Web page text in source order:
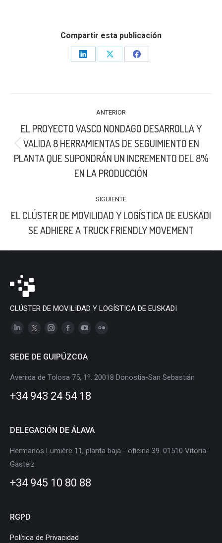
Compartir esta publicación
Share
Share
Share
PUBLICACIONES
ANTERIOR
Publicación
anterior:
EL PROYECTO VASCO NONDAGO DESARROLLA Y
VALIDA 8 HERRAMIENTAS DE SEGUIMIENTO EN
PLANTA QUE SUPONDRÁN UN INCREMENTO DEL 8%
EN LA PRODUCCIÓN
SIGUIENTE
Publicación
siguiente:
EL CLÚSTER DE MOVILIDAD Y LOGÍSTICA DE EUSKADI
SE ADHIERE A TRUCK FRIENDLY MOVEMENT
CLÚSTER DE MOVILIDAD Y LOGÍSTICA DE EUSKADI
Linkedin
opens
window
X
opens
window
Instagram
opens
in
window
opens
in
window
opens
in
window
in
SEDE DE GUIPÚZCOA
Avenida de Tolosa 75, 1º. 20018 Donostia-San Sebastián
+34 943 24 54 18
DELEGACIÓN DE ÁLAVA
Hermanos Lumière 11, planta baja - oficina 39. 01510 Vitoria-
Gasteiz
+34 945 10 80 88
RGPD
Política de Privacidad